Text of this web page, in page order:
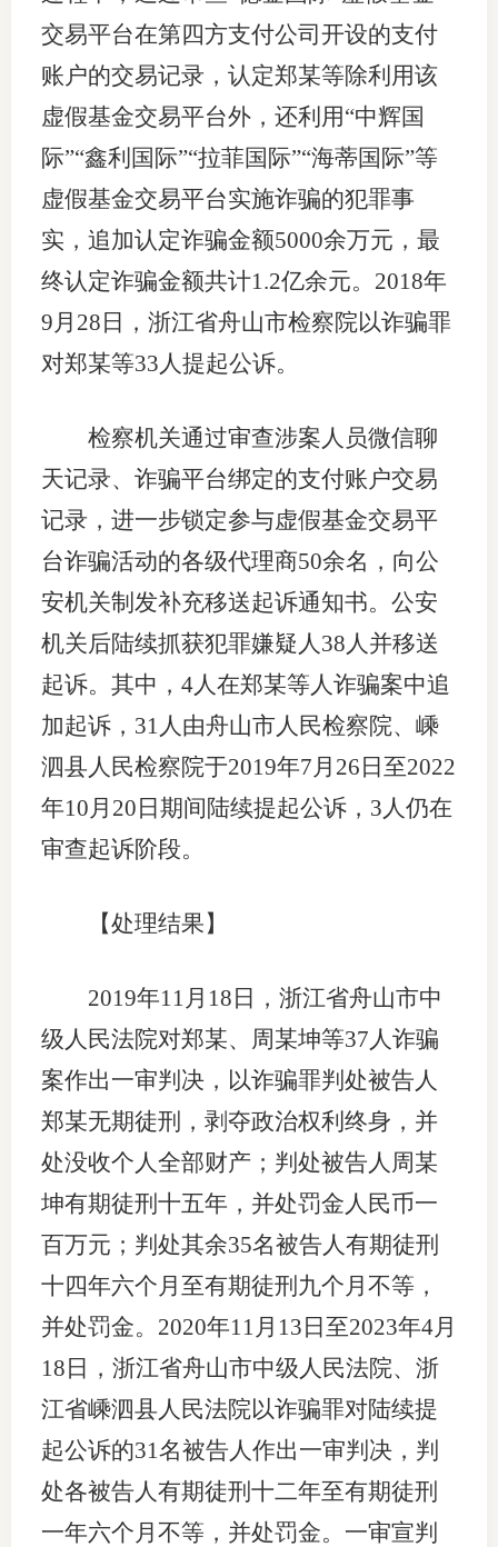
交易平台在第四方支付公司开设的支付
账户的交易记录，认定郑某等除利用该
虚假基金交易平台外，还利用“中辉国
际”“鑫利国际”“拉菲国际”“海蒂国际”等
虚假基金交易平台实施诈骗的犯罪事
实，追加认定诈骗金额5000余万元，最
终认定诈骗金额共计1.2亿余元。2018年
9月28日，浙江省舟山市检察院以诈骗罪
对郑某等33人提起公诉。
检察机关通过审查涉案人员微信聊
天记录、诈骗平台绑定的支付账户交易
记录，进一步锁定参与虚假基金交易平
台诈骗活动的各级代理商50余名，向公
安机关制发补充移送起诉通知书。公安
机关后陆续抓获犯罪嫌疑人38人并移送
起诉。其中，4人在郑某等人诈骗案中追
加起诉，31人由舟山市人民检察院、嵊
泗县人民检察院于2019年7月26日至2022
年10月20日期间陆续提起公诉，3人仍在
审查起诉阶段。
【处理结果】
2019年11月18日，浙江省舟山市中
级人民法院对郑某、周某坤等37人诈骗
案作出一审判决，以诈骗罪判处被告人
郑某无期徒刑，剥夺政治权利终身，并
处没收个人全部财产；判处被告人周某
坤有期徒刑十五年，并处罚金人民币一
百万元；判处其余35名被告人有期徒刑
十四年六个月至有期徒刑九个月不等，
并处罚金。2020年11月13日至2023年4月
18日，浙江省舟山市中级人民法院、浙
江省嵊泗县人民法院以诈骗罪对陆续提
起公诉的31名被告人作出一审判决，判
处各被告人有期徒刑十二年至有期徒刑
一年六个月不等，并处罚金。一审宣判